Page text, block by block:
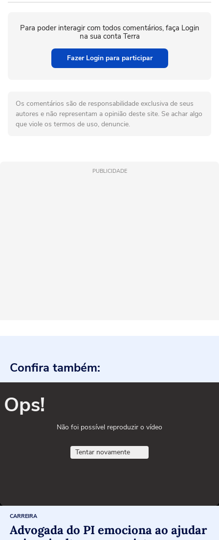
Para poder interagir com todos comentários, faça Login
na sua conta Terra
Fazer Login para participar
Os comentários são de responsabilidade exclusiva de seus
autores e não representam a opinião deste site. Se achar algo
que viole os termos de uso, denuncie.
PUBLICIDADE
Confira também:
Ops!
Não foi possível reproduzir o vídeo
Tentar novamente
CARREIRA
Advogada do PI emociona ao ajudar